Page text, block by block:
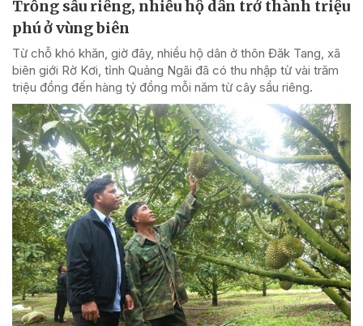
Trồng sầu riêng, nhiều hộ dân trở thành triệu
phú ở vùng biên
Từ chỗ khó khăn, giờ đây, nhiều hộ dân ở thôn Đăk Tang, xã
biên giới Rờ Kơi, tỉnh Quảng Ngãi đã có thu nhập từ vài trăm
triệu đồng đến hàng tỷ đồng mỗi năm từ cây sầu riêng.